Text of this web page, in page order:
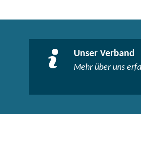
Unser Verband
Mehr über uns